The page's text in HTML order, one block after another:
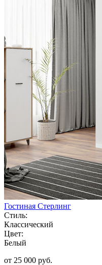
Гостиная Стерлинг
Стиль:
Классический
Цвет:
Белый
от 25 000 руб.